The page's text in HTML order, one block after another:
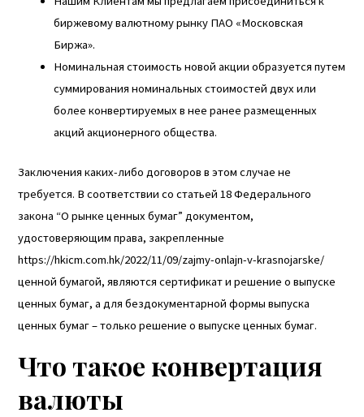
биржевому валютному рынку ПАО «Московская
Биржа».
Номинальная стоимость новой акции образуется путем
суммирования номинальных стоимостей двух или
более конвертируемых в нее ранее размещенных
акций акционерного общества.
Заключения каких-либо договоров в этом случае не
требуется. В соответствии со статьей 18 Федерального
закона “О рынке ценных бумаг” документом,
удостоверяющим права, закрепленные
https://hkicm.com.hk/2022/11/09/zajmy-onlajn-v-krasnojarske/
ценной бумагой, являются сертификат и решение о выпуске
ценных бумаг, а для бездокументарной формы выпуска
ценных бумаг – только решение о выпуске ценных бумаг.
Что такое конвертация
валюты